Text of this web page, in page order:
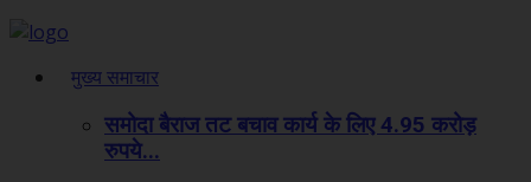
मुख्य समाचार
समोदा बैराज तट बचाव कार्य के लिए 4.95 करोड़
रुपये...